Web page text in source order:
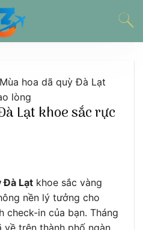
Mùa hoa dã quỳ Đà Lạt
lòng
Lạt khoe sắc rực
Đà Lạt khoe sắc vàng
nền lý tưởng cho
check-in của bạn. Tháng